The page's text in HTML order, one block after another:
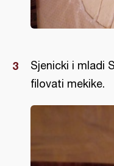
Sjenicki i mladi
filovati mekike.